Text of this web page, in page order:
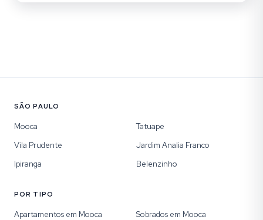
SÃO PAULO
Mooca
Tatuape
Vila Prudente
Jardim Analia Franco
Ipiranga
Belenzinho
POR TIPO
Apartamentos em Mooca
Sobrados em Mooca